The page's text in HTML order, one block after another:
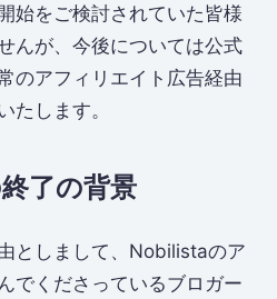
始をご検討されていた皆様
んが、今後については公式
のアフィリエイト広告経由
たします。
了の背景
としまして、Nobilistaのア
でくださっているブロガー